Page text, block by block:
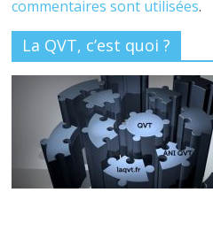
commentaires sont utilisées.
La QVT, c’est quoi ?